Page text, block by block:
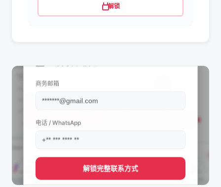
解锁
商务邮箱
电话 / WhatsApp
解锁完整联系方式